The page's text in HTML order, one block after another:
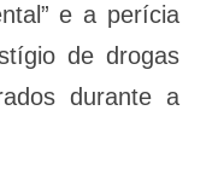
e a perícia
de drogas
durante a